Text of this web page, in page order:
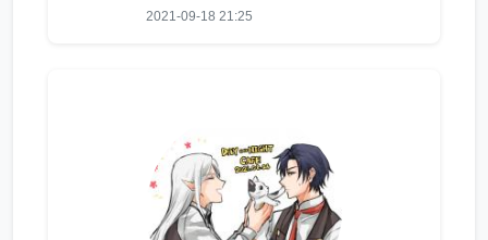
2021-09-18 21:25